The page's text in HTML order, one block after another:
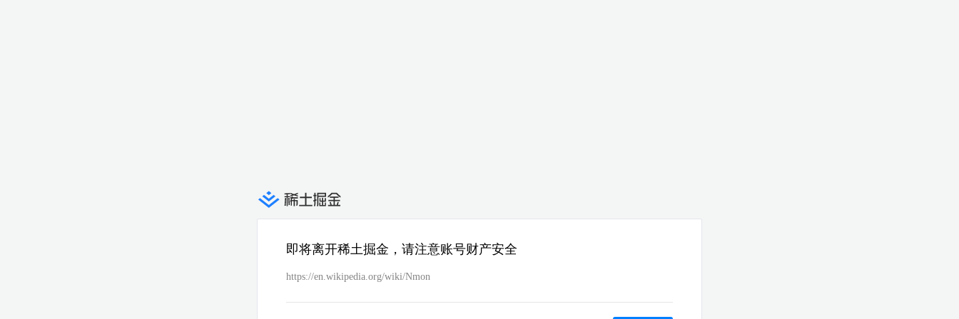
即将离开稀土掘金，请注意账号财产安全
https://en.wikipedia.org/wiki/Nmon